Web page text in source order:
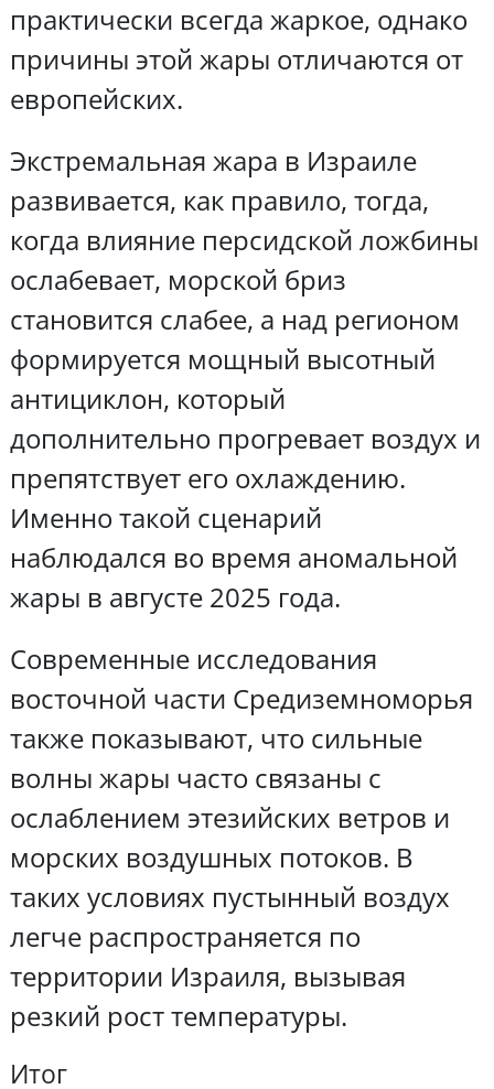
практически всегда жаркое, однако
причины этой жары отличаются от
европейских.
Экстремальная жара в Израиле
развивается, как правило, тогда,
когда влияние персидской ложбины
ослабевает, морской бриз
становится слабее, а над регионом
формируется мощный высотный
антициклон, который
дополнительно прогревает воздух и
препятствует его охлаждению.
Именно такой сценарий
наблюдался во время аномальной
жары в августе 2025 года.
Современные исследования
восточной части Средиземноморья
также показывают, что сильные
волны жары часто связаны с
ослаблением этезийских ветров и
морских воздушных потоков. В
таких условиях пустынный воздух
легче распространяется по
территории Израиля, вызывая
резкий рост температуры.
Итог